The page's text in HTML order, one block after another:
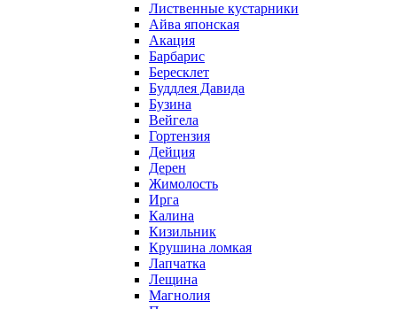
Лиственные кустарники
Айва японская
Акация
Барбарис
Бересклет
Буддлея Давида
Бузина
Вейгела
Гортензия
Дейция
Дерен
Жимолость
Ирга
Калина
Кизильник
Крушина ломкая
Лапчатка
Лещина
Магнолия